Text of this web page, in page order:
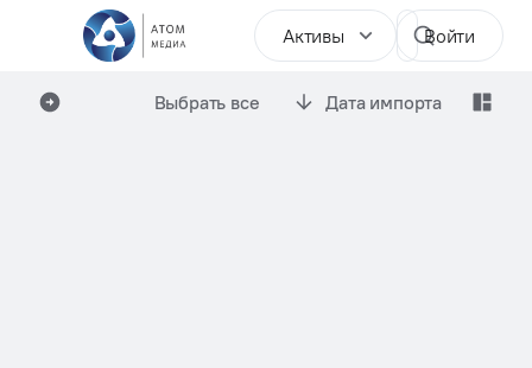
Активы Войти
Выбрать все Дата импорта